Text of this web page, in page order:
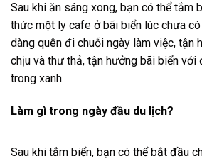
Sau khi ăn sáng xong, bạn có thể tắm
thức một ly cafe ở bãi biển lúc chưa có
dàng quên đi chuỗi ngày làm việc, tận
chịu và thư thả, tận hưởng bãi biển
trong xanh.
Làm gì trong ngày đầu du lịch?
Sau khi tắm biển, bạn có thể bắt đầu